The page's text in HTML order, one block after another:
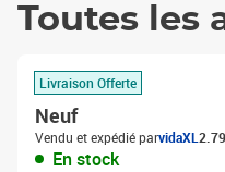
Toutes les
Livraison Offerte
Neuf
Vendu et expédié parvidaXL
En stock